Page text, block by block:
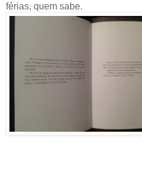
férias, quem sabe.